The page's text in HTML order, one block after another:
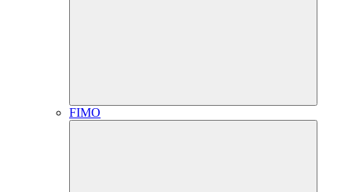
FIMO